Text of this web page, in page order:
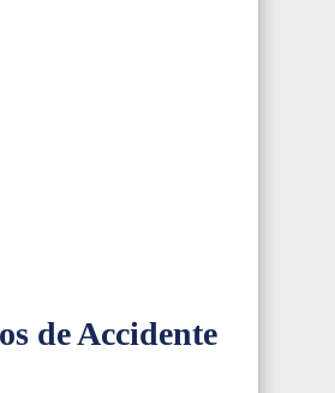
de Accidente